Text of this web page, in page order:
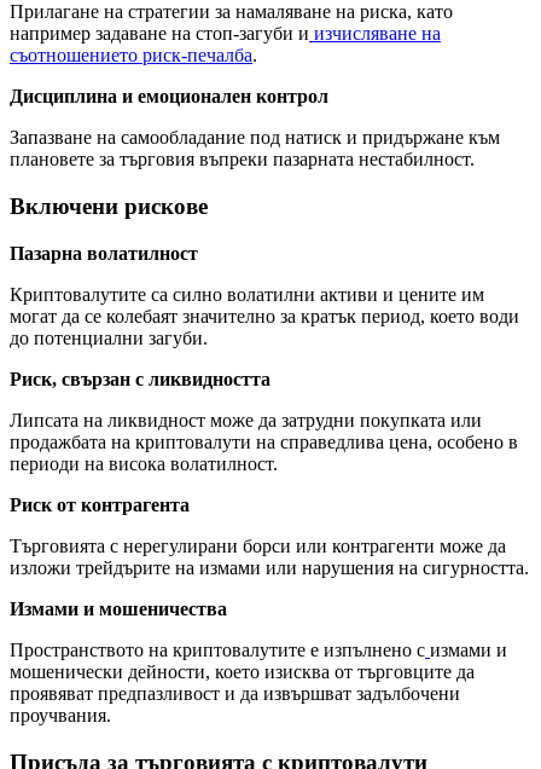
Прилагане на стратегии за намаляване на риска, като
например задаване на стоп-загуби и изчисляване на
съотношението риск-печалба.
Дисциплина и емоционален контрол
Запазване на самообладание под натиск и придържане към
плановете за търговия въпреки пазарната нестабилност.
Включени рискове
Пазарна волатилност
Криптовалутите са силно волатилни активи и цените им
могат да се колебаят значително за кратък период, което води
до потенциални загуби.
Риск, свързан с ликвидността
Липсата на ликвидност може да затрудни покупката или
продажбата на криптовалути на справедлива цена, особено в
периоди на висока волатилност.
Риск от контрагента
Търговията с нерегулирани борси или контрагенти може да
изложи трейдърите на измами или нарушения на сигурността.
Измами и мошеничества
Пространството на криптовалутите е изпълнено с измами и
мошенически дейности, което изисква от търговците да
проявяват предпазливост и да извършват задълбочени
проучвания.
Присъда за търговията с криптовалути